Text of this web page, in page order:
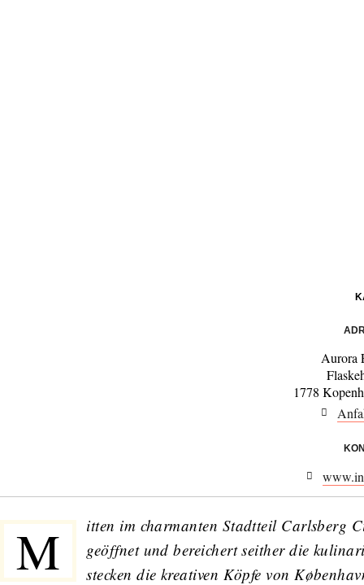
Aurora
1778
M
itten im charmanten Stadtteil Carlsberg
geöffnet und bereichert seither die
stecken die kreativen Köpfe von